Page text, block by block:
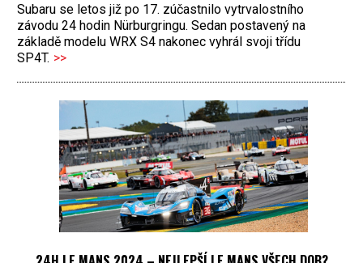
Subaru se letos již po 17. zúčastnilo vytrvalostního
závodu 24 hodin Nürburgringu. Sedan postavený na
základě modelu WRX S4 nakonec vyhrál svoji třídu
SP4T. >>